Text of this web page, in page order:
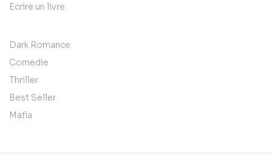
Ecrire un livre
Dark Romance
Comedie
Thriller
Best Seller
Mafia